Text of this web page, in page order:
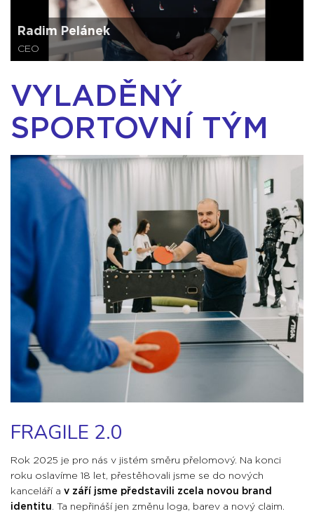
Radim Pelánek
CEO
VYLADĚNÝ
SPORTOVNÍ TÝM
FRAGILE 2.0
Rok 2025 je pro nás v jistém směru přelomový. Na konci
roku oslavíme 18 let, přestěhovali jsme se do nových
kanceláří a v září jsme představili zcela novou brand
identitu. Ta nepřináší jen změnu loga, barev a nový claim.